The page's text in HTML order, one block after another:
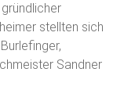
stellten sich
Sandner